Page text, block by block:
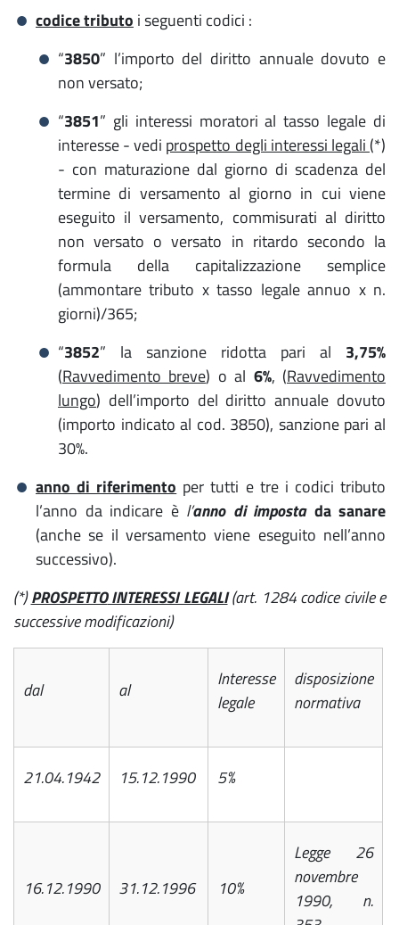
codice tributo i seguenti codici :
“3850” l’importo del diritto annuale dovuto e
non versato;
“3851” gli interessi moratori al tasso legale di
interesse - vedi prospetto degli interessi legali (*)
- con maturazione dal giorno di scadenza del
termine di versamento al giorno in cui viene
eseguito il versamento, commisurati al diritto
non versato o versato in ritardo secondo la
formula della capitalizzazione semplice
(ammontare tributo x tasso legale annuo x n.
giorni)/365;
“3852” la sanzione ridotta pari al 3,75%
(Ravvedimento breve) o al 6%, (Ravvedimento
lungo) dell’importo del diritto annuale dovuto
(importo indicato al cod. 3850), sanzione pari al
30%.
anno di riferimento per tutti e tre i codici tributo
l’anno da indicare è l’anno di impostada sanare
(anche se il versamento viene eseguito nell’anno
successivo).
(*)PROSPETTO INTERESSI LEGALI(art. 1284 codice civile e
successive modificazioni)
dal al
Interesse
legale
disposizione
normativa
21.04.1942 15.12.1990 5%
16.12.1990 31.12.1996 10%
Legge 26
novembre
1990, n.